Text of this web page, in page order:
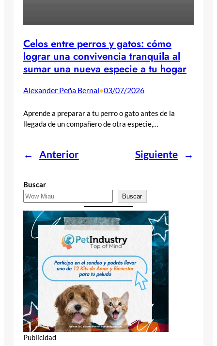
Celos entre perros y gatos: cómo
lograr una convivencia tranquila al
sumar una nueva especie a tu hogar
Alexander Peña Bernal•03/07/2026
Aprende a preparar a tu perro o gato antes de la
llegada de un compañero de otra especie,…
← Anterior Siguiente →
Buscar
Buscar
Publicidad